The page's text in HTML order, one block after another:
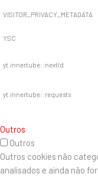
VISITOR_PRIVACY_METADATA
YSC
yt.innertube::nextId
yt.innertube::requests
Outros
Outros
Outros cookies não
analisados ​​e ainda não